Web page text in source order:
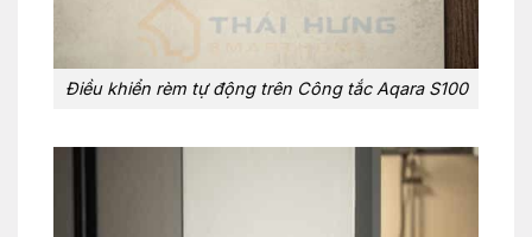
Điều khiển rèm tự động trên Công tắc Aqara S100